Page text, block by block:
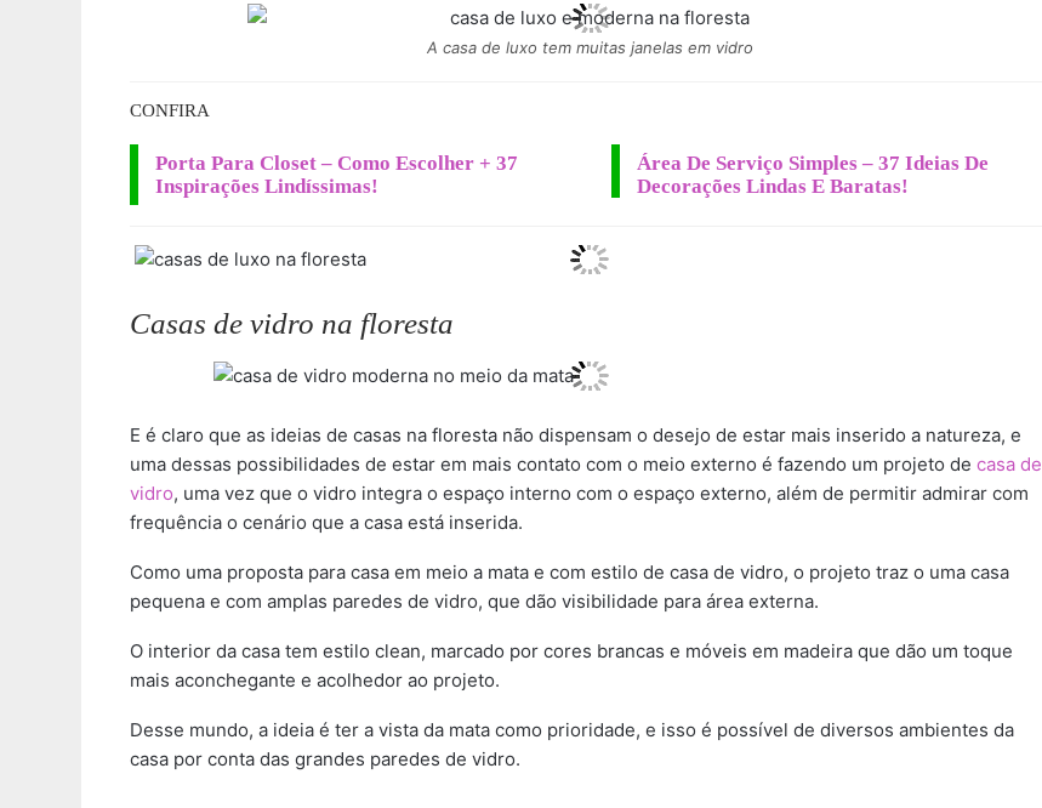
A casa de luxo tem muitas janelas em vidro
CONFIRA
Porta Para Closet – Como Escolher + 37
Inspirações Lindíssimas!
Área De Serviço Simples – 37 Ideias De
Decorações Lindas E Baratas!
Casas de vidro na floresta
E é claro que as ideias de casas na floresta não dispensam o desejo de estar mais inserido a natureza, e
uma dessas possibilidades de estar em mais contato com o meio externo é fazendo um projeto de casa de
vidro, uma vez que o vidro integra o espaço interno com o espaço externo, além de permitir admirar com
frequência o cenário que a casa está inserida.
Como uma proposta para casa em meio a mata e com estilo de casa de vidro, o projeto traz o uma casa
pequena e com amplas paredes de vidro, que dão visibilidade para área externa.
O interior da casa tem estilo clean, marcado por cores brancas e móveis em madeira que dão um toque
mais aconchegante e acolhedor ao projeto.
Desse mundo, a ideia é ter a vista da mata como prioridade, e isso é possível de diversos ambientes da
casa por conta das grandes paredes de vidro.